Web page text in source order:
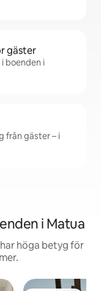
gäster
boenden i
från gäster – i
i Matua
höga betyg för